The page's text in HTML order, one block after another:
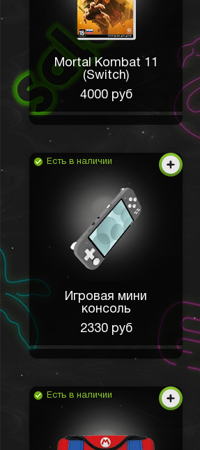
Mortal Kombat 11
(Switch)
4000 руб
Есть в наличии
Игровая мини
консоль
2330 руб
Есть в наличии